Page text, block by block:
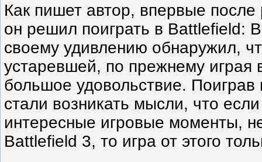
Как пишет автор, впервые
он решил поиграть в Battlefield:
своему удивлению обнаружил,
устаревшей, по прежнему играя
большое удовольствие. Поиграв
стали возникать мысли, что
интересные игровые моменты,
Battlefield 3, то игра от этого